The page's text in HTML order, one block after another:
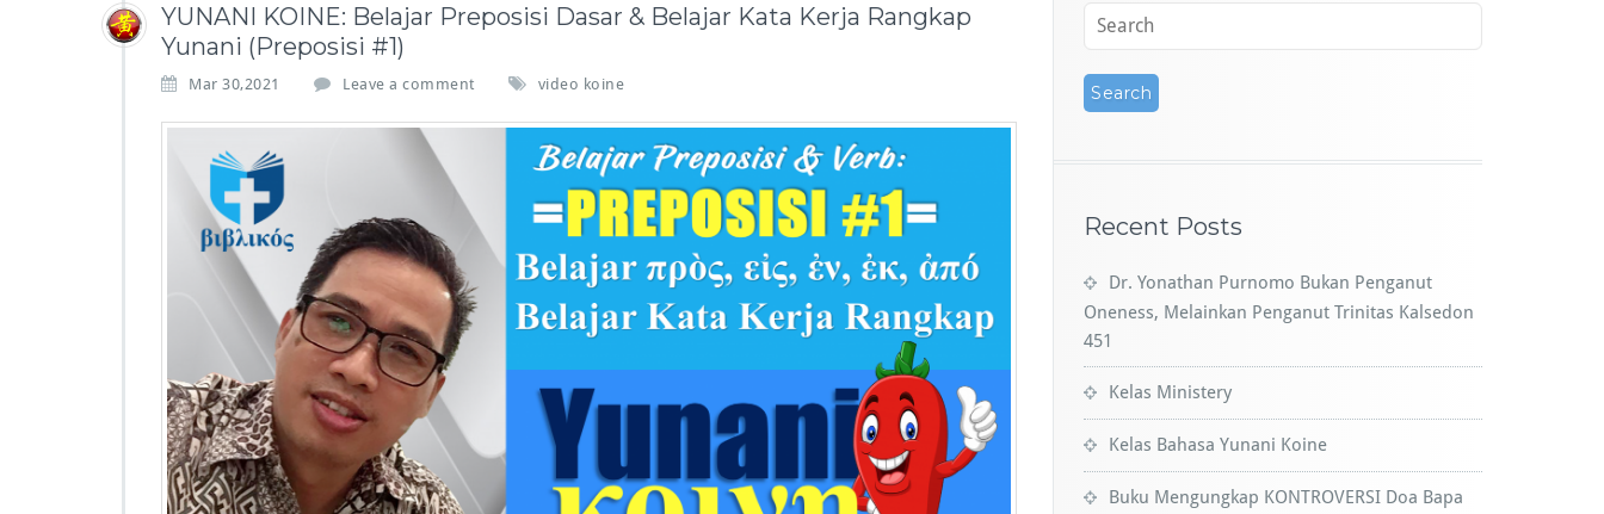
YUNANI KOINE: Belajar Preposisi Dasar & Belajar Kata Kerja Rangkap
Yunani (Preposisi #1)
Mar 30,2021 Leave a comment video koine
Recent Posts
Dr. Yonathan Purnomo Bukan Penganut
Oneness, Melainkan Penganut Trinitas Kalsedon
451
Kelas Ministery
Kelas Bahasa Yunani Koine
Buku Mengungkap KONTROVERSI Doa Bapa